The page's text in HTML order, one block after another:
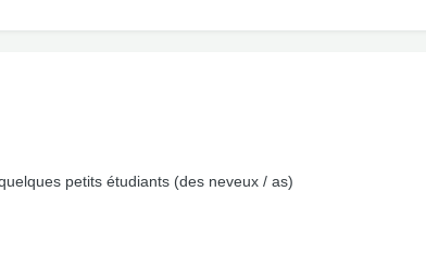
petits étudiants (des neveux / as)